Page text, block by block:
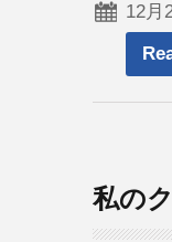
12月
私の